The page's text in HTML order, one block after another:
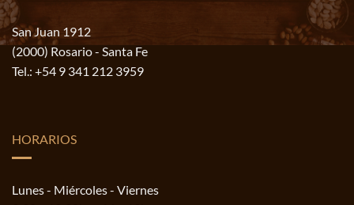
San Juan 1912
(2000) Rosario - Santa Fe
Tel.: +54 9 341 212 3959
HORARIOS
Lunes - Miércoles - Viernes